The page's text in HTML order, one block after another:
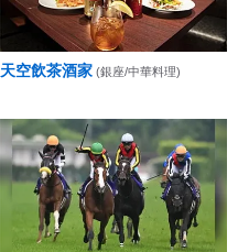
天空飲茶酒家 (銀座/中華料理)